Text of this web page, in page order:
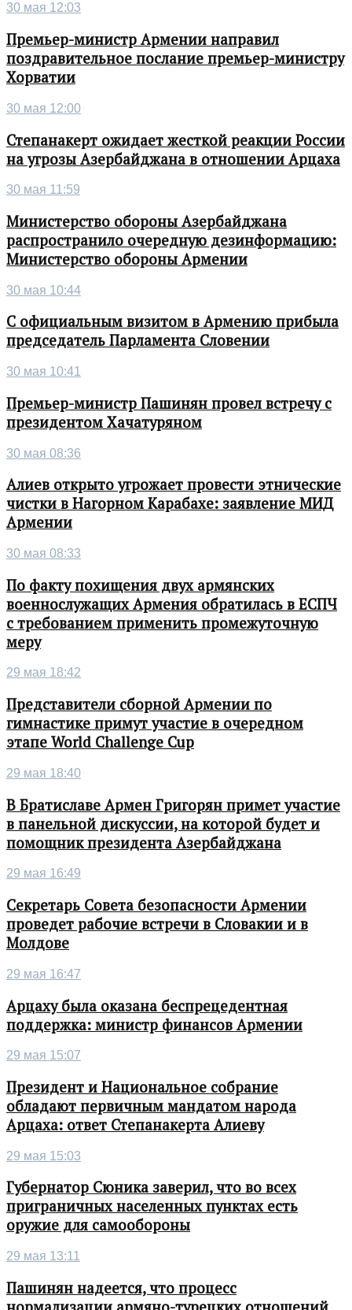
30 мая 12:03
Премьер-министр Армении направил
поздравительное послание премьер-министру
Хорватии
30 мая 12:00
Степанакерт ожидает жесткой реакции России
на угрозы Азербайджана в отношении Арцаха
30 мая 11:59
Министерство обороны Азербайджана
распространило очередную дезинформацию:
Министерство обороны Армении
30 мая 10:44
С официальным визитом в Армению прибыла
председатель Парламента Словении
30 мая 10:41
Премьер-министр Пашинян провел встречу с
президентом Хачатуряном
30 мая 08:36
Алиев открыто угрожает провести этнические
чистки в Нагорном Карабахе: заявление МИД
Армении
30 мая 08:33
По факту похищения двух армянских
военнослужащих Армения обратилась в ЕСПЧ
с требованием применить промежуточную
меру
29 мая 18:42
Представители сборной Армении по
гимнастике примут участие в очередном
этапе World Challenge Cup
29 мая 18:40
В Братиславе Армен Григорян примет участие
в панельной дискуссии, на которой будет и
помощник президента Азербайджана
29 мая 16:49
Секретарь Совета безопасности Армении
проведет рабочие встречи в Словакии и в
Молдове
29 мая 16:47
Арцаху была оказана беспрецедентная
поддержка: министр финансов Армении
29 мая 15:07
Президент и Национальное собрание
обладают первичным мандатом народа
Арцаха: ответ Степанакерта Алиеву
29 мая 15:03
Губернатор Сюника заверил, что во всех
приграничных населенных пунктах есть
оружие для самообороны
29 мая 13:11
Пашинян надеется, что процесс